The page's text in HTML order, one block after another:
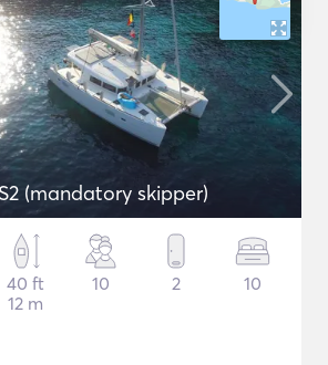
(mandatory skipper)
40 ft
12 m
10 2 10